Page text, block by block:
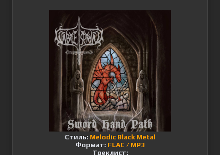
Стиль: Melodic Black Metal
Формат: FLAC / MP3
Треклист: